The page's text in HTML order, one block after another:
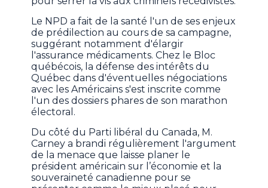
Le NPD a fait de la santé l'un de ses enjeux
de prédilection au cours de sa campagne,
suggérant notamment d'élargir
l'assurance médicaments. Chez le Bloc
québécois, la défense des intérêts du
Québec dans d'éventuelles négociations
avec les Américains s'est inscrite comme
l'un des dossiers phares de son marathon
électoral.
Du côté du Parti libéral du Canada, M.
Carney a brandi régulièrement l'argument
de la menace que laisse planer le
président américain sur l’économie et la
souveraineté canadienne pour se